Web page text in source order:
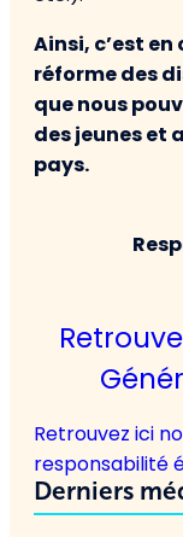
Ainsi, c’est
réforme des
que nous
des jeunes et
pays.
Retrouvez ici
responsabilité
Derniers